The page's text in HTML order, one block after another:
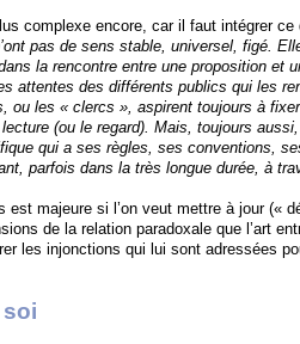
complexe encore, car il faut intégrer ce
pas de sens stable, universel, figé.
la rencontre entre une proposition et
attentes des différents publics qui les
ou les « clercs », aspirent toujours à
(ou le regard). Mais, toujours
qui a ses règles, ses conventions,
parfois dans la très longue durée, à
majeure si l’on veut mettre à jour («
de la relation paradoxale que l’art
les injonctions qui lui sont adressées